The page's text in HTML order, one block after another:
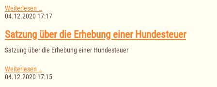
Weiterlesen …
Nachtrragssatzung
Gebührensatzung
Gewässerunterhaltungsverband
04.12.2020 17:17
Satzung über die Erhebung einer Hundesteuer
Satzung über die Erhebung einer Hundesteuer
Weiterlesen …
über
04.12.2020 17:15